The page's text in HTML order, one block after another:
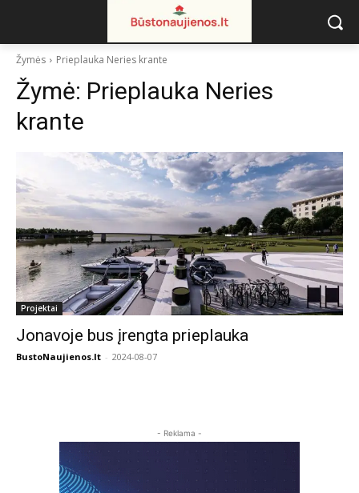
Žymės Prieplauka Neries krante
Žymė: Prieplauka Neries
krante
Projektai
Jonavoje bus įrengta prieplauka
BustoNaujienos.lt - 2024-08-07
- Reklama -